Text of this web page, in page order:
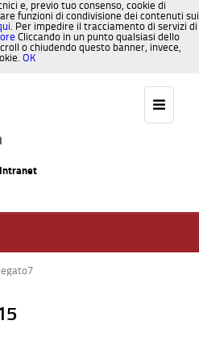
e, previo tuo consenso, cookie di
funzioni di condivisione dei contenuti sui
. Per impedire il tracciamento di servizi di
Cliccando in un punto qualsiasi dello
o chiudendo questo banner, invece,
OK
Intranet